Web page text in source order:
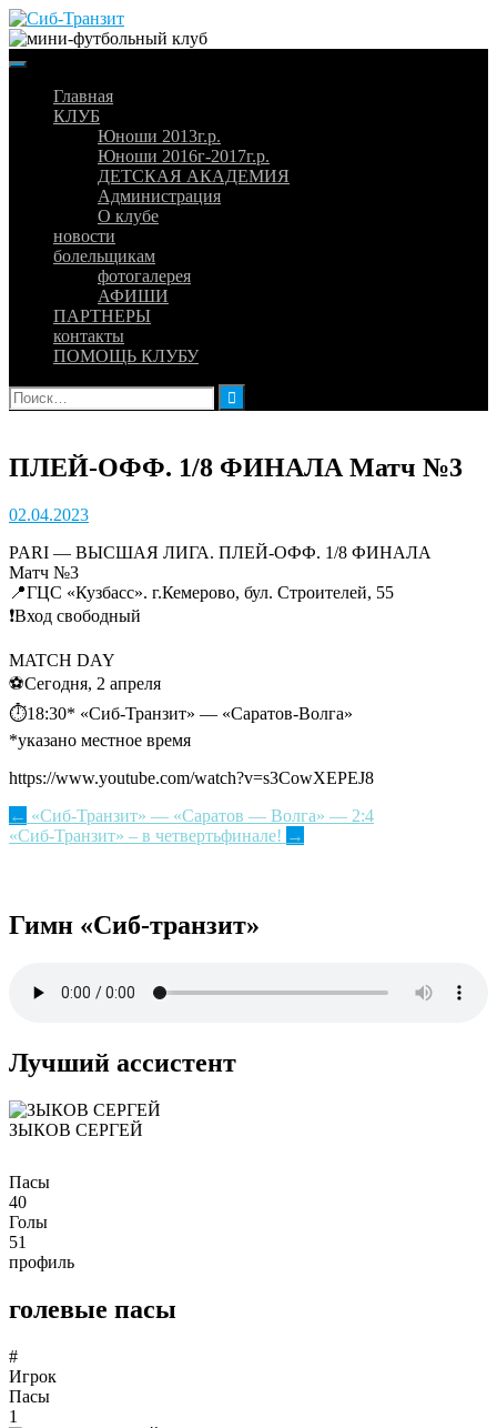
Skip
to
content
Главная
КЛУБ
Юноши 2013г.р.
Юноши 2016г-2017г.р.
ДЕТСКАЯ АКАДЕМИЯ
Администрация
О клубе
новости
болельщикам
фотогалерея
АФИШИ
ПАРТНЕРЫ
контакты
ПОМОЩЬ КЛУБУ
Найти:
ПЛЕЙ-ОФФ. 1/8 ФИНАЛА Матч №3
02.04.2023
PARI — ВЫСШАЯ ЛИГА. ПЛЕЙ-ОФФ. 1/8 ФИНАЛА
Матч №3
📍ГЦС «Кузбасс». г.Кемерово, бул. Строителей, 55
❗Вход свободный
MATCH DAY
⚽Сегодня, 2 апреля
⏱18:30* «Сиб-Транзит» — «Саратов-Волга»
*указано местное время
https://www.youtube.com/watch?v=s3CowXEPEJ8
Post
navigation
← «Сиб-Транзит» — «Саратов — Волга» — 2:4
«Сиб-Транзит» – в четвертьфинале! →
Гимн «Сиб-транзит»
Лучший ассистент
ЗЫКОВ СЕРГЕЙ
Пасы
40
Голы
51
профиль
голевые пасы
#
Игрок
Пасы
1